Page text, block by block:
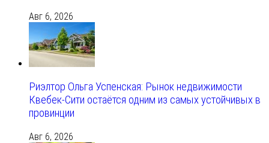
Авг 6, 2026
Риэлтор Ольга Успенская: Рынок недвижимости
Квебек-Сити остаётся одним из самых устойчивых в
провинции
Авг 6, 2026